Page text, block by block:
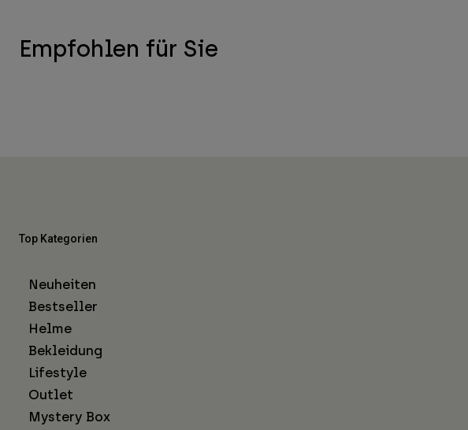
Empfohlen für Sie
Top Kategorien
Neuheiten
Bestseller
Helme
Bekleidung
Lifestyle
Outlet
Mystery Box